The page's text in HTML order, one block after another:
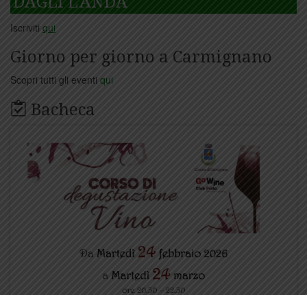
Iscriviti qui
Giorno per giorno a Carmignano
Scopri tutti gli eventi qui
Bacheca